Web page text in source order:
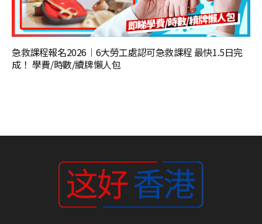
急救課程報名2026︱6大勞工處認可急救課程 最快1.5日完
成！ 學費/時數/續牌懶人包